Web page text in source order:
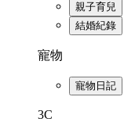
親子育兒
結婚紀錄
寵物
寵物日記
3C